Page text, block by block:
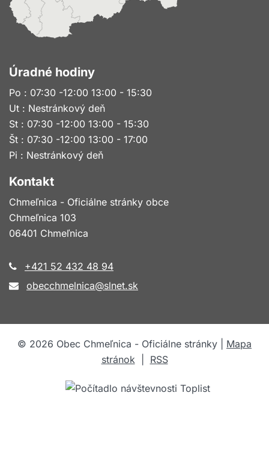
Úradné hodiny
Po : 07:30 -12:00 13:00 - 15:30
Ut : Nestránkový deň
St : 07:30 -12:00 13:00 - 15:30
Št : 07:30 -12:00 13:00 - 17:00
Pi : Nestránkový deň
Kontakt
Chmeľnica - Oficiálne stránky obce
Chmeľnica 103
06401 Chmeľnica
+421 52 432 48 94
obecchmelnica@slnet.sk
© 2026 Obec Chmeľnica - Oficiálne stránky | Mapa
stránok| RSS